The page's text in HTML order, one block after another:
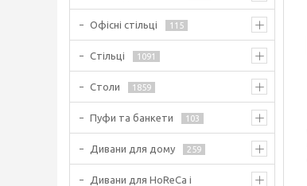
Офісні стільці 115
Стільці 1091
Столи 1859
Пуфи та банкети 103
Дивани для дому 259
Дивани для HoReCa і